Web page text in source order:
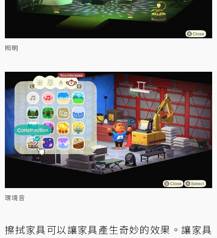
照明
環境音
擦拭家具可以讓家具產生奇妙的效果。讓家具